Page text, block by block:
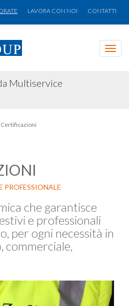
LAVORA CON NOI CONTATTI
Multiservice
PROFESSIONALE
che garantisce
e professionali
per ogni necessità in
commerciale,